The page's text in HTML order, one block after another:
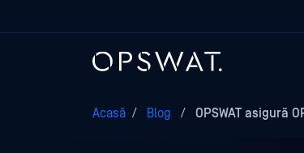
Acasă / Blog / OPSWAT asigură